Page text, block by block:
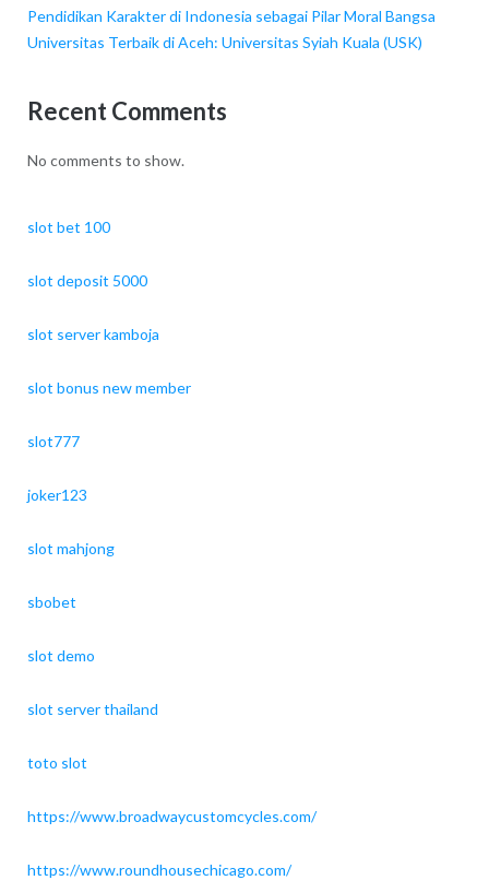
Pendidikan Karakter di Indonesia sebagai Pilar Moral Bangsa
Universitas Terbaik di Aceh: Universitas Syiah Kuala (USK)
Recent Comments
No comments to show.
slot bet 100
slot deposit 5000
slot server kamboja
slot bonus new member
slot777
joker123
slot mahjong
sbobet
slot demo
slot server thailand
toto slot
https://www.broadwaycustomcycles.com/
https://www.roundhousechicago.com/